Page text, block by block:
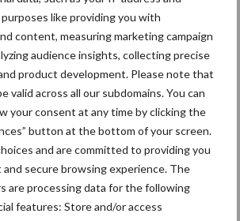
like providing you with
content, measuring marketing campaign
audience insights, collecting precise
product development. Please note that
valid across all our subdomains. You can
your consent at any time by clicking the
button at the bottom of your screen.
and are committed to providing you
secure browsing experience. The
are processing data for the following
features: Store and/or access
Toon meer
artikelen
De speenhuid: een vaak
onderschatte risicofactor
voor mastitis